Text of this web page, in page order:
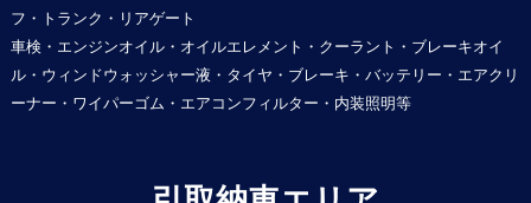
フ・トランク・リアゲート
車検・エンジンオイル・オイルエレメント・クーラント・ブレーキオイ
ル・ウィンドウォッシャー液・タイヤ・ブレーキ・バッテリー・エアクリ
ーナー・ワイパーゴム・エアコンフィルター・内装照明等